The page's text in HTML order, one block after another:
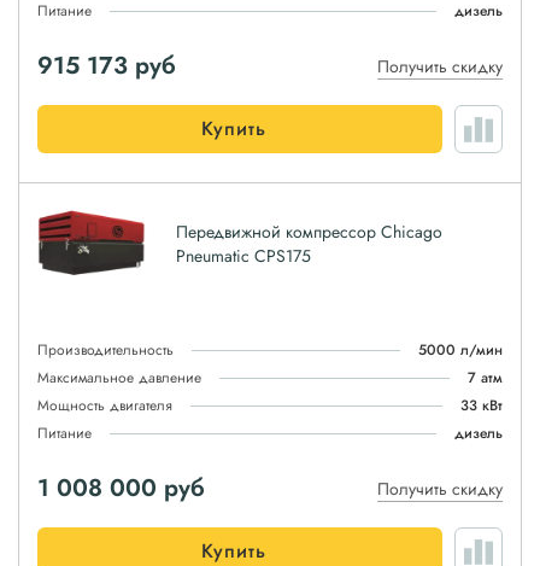
Питание
дизель
915 173 руб Получить скидку
Купить
Передвижной компрессор Chicago
Pneumatic CPS175
Производительность
5000 л/мин
Максимальное давление
7 атм
Мощность двигателя
33 кВт
Питание
дизель
1 008 000 руб Получить скидку
Купить